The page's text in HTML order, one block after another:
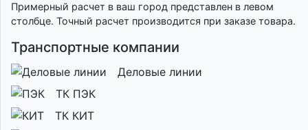
Примерный расчет в ваш город представлен в левом
столбце. Точный расчет производится при заказе товара.
Транспортные компании
Деловые линии
ТК ПЭК
ТК КИТ